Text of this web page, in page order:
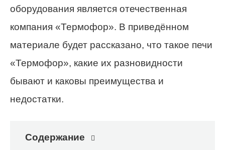
оборудования является отечественная
компания «Термофор». В приведённом
материале будет рассказано, что такое печи
«Термофор», какие их разновидности
бывают и каковы преимущества и
недостатки.
Содержание